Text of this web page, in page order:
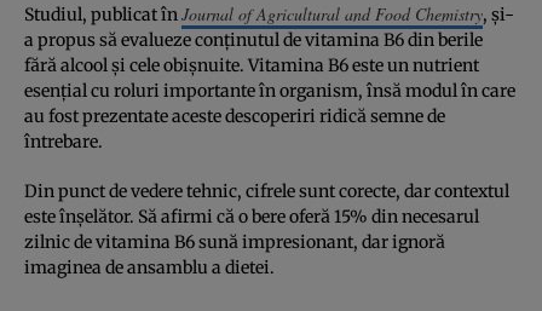
Studiul, publicat înJournal of Agricultural and Food Chemistry, și-
a propus să evalueze conținutul de vitamina B6 din berile
fără alcool și cele obișnuite. Vitamina B6 este un nutrient
esențial cu roluri importante în organism, însă modul în care
au fost prezentate aceste descoperiri ridică semne de
întrebare.
Din punct de vedere tehnic, cifrele sunt corecte, dar contextul
este înșelător. Să afirmi că o bere oferă 15% din necesarul
zilnic de vitamina B6 sună impresionant, dar ignoră
imaginea de ansamblu a dietei.